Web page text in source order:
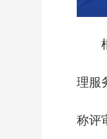
理服
称评